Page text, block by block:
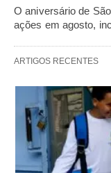
O aniversário de
ações em agosto,
ARTIGOS RECENTES